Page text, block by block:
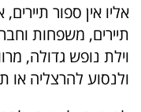
אליו אין ספור
תיירים, משפחות
וילת נופש גדולה,
ולנסוע להרצליה או